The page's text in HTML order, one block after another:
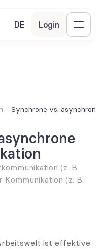
DE Login
Synchrone vs. asynchrone
(z. B.
(z. B.
ist effektive